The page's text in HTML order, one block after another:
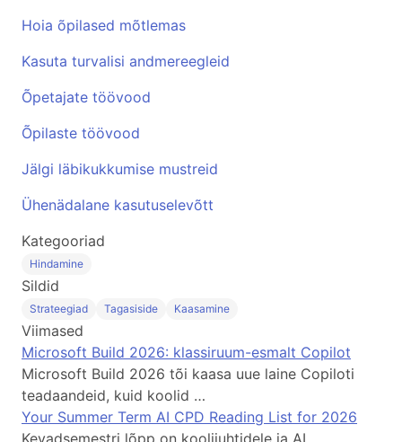
Hoia õpilased mõtlemas
Kasuta turvalisi andmereegleid
Õpetajate töövood
Õpilaste töövood
Jälgi läbikukkumise mustreid
Ühenädalane kasutuselevõtt
Kategooriad
Hindamine
Sildid
Strateegiad Tagasiside Kaasamine
Viimased
Microsoft Build 2026: klassiruum-esmalt Copilot
Microsoft Build 2026 tõi kaasa uue laine Copiloti
teadaandeid, kuid koolid …
Your Summer Term AI CPD Reading List for 2026